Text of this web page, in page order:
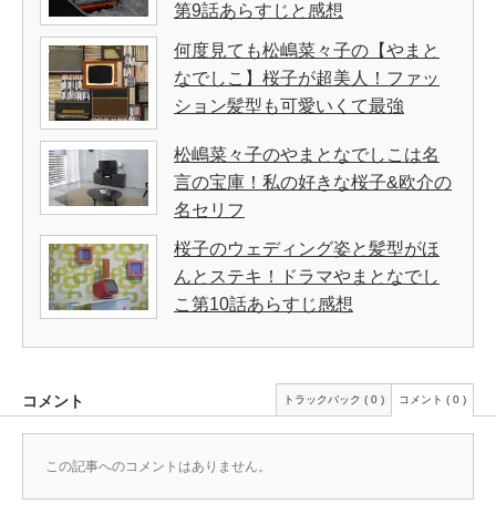
第9話あらすじと感想
何度見ても松嶋菜々子の【やまと
なでしこ】桜子が超美人！ファッ
ション髪型も可愛いくて最強
松嶋菜々子のやまとなでしこは名
言の宝庫！私の好きな桜子&欧介の
名セリフ
桜子のウェディング姿と髪型がほ
んとステキ！ドラマやまとなでし
こ第10話あらすじ感想
コメント トラックバック ( 0 ) コメント ( 0 )
この記事へのコメントはありません。